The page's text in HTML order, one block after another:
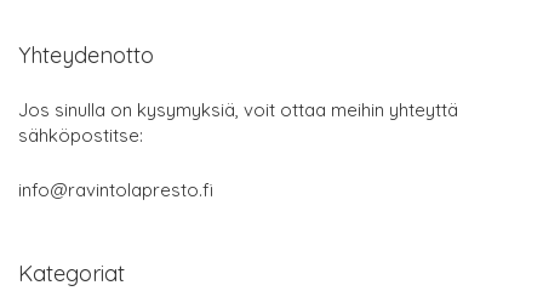
Yhteydenotto
Jos sinulla on kysymyksiä, voit ottaa meihin yhteyttä
sähköpostitse:
info@ravintolapresto.fi
Kategoriat